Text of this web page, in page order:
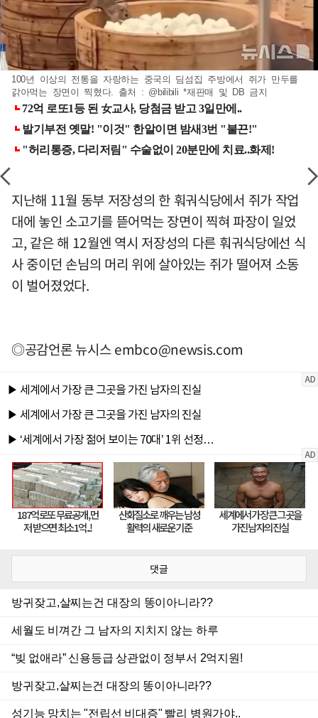
100년 이상의 전통을 자랑하는 중국의 딤섬집 주방에서 쥐가 만두를
갉아먹는 장면이 찍혔다. 출처 : @bilibili *재판매 및 DB 금지
지난해 11월 동부 저장성의 한 훠궈식당에서 쥐가 작업
대에 놓인 소고기를 뜯어먹는 장면이 찍혀 파장이 일었
고, 같은 해 12월엔 역시 저장성의 다른 훠궈식당에선 식
사 중이던 손님의 머리 위에 살아있는 쥐가 떨어져 소동
이 벌어졌었다.
◎공감언론 뉴시스embco@newsis.com
댓글